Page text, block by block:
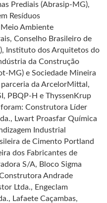
Prediais (Abrasip-MG),
Resíduos
Ambiente
Conselho Brasileiro de
Instituto dos Arquitetos do
da Construção
MG) e Sociedade Mineira
parceria da ArcelorMittal,
PBQP-H e ThyssenKrup
Construtora Líder
Lwart Proasfar Química
Industrial
de Cimento Portland
dos Fabricantes de
S/A, Bloco Sigma
Andrade
Ltda., Engeclam
Lafaete Caçambas,